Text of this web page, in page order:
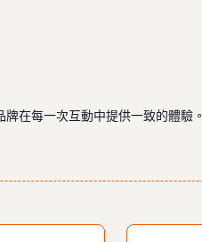
在每一次互動中提供一致的體驗。